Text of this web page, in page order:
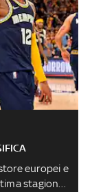
europei e
stagione: